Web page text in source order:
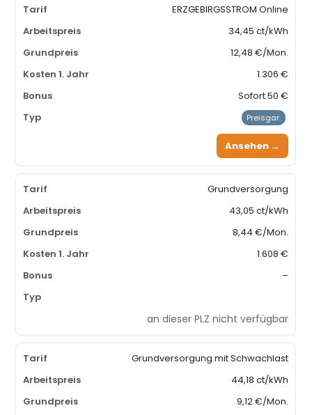
ERZGEBIRGSSTROM Online
34,45 ct/kWh
12,48 €/Mon.
1.306 €
Sofort 50 €
Preisgar.
Ansehen →
Grundversorgung
43,05 ct/kWh
8,44 €/Mon.
1.608 €
–
an dieser PLZ nicht verfügbar
Grundversorgung mit Schwachlast
44,18 ct/kWh
9,12 €/Mon.